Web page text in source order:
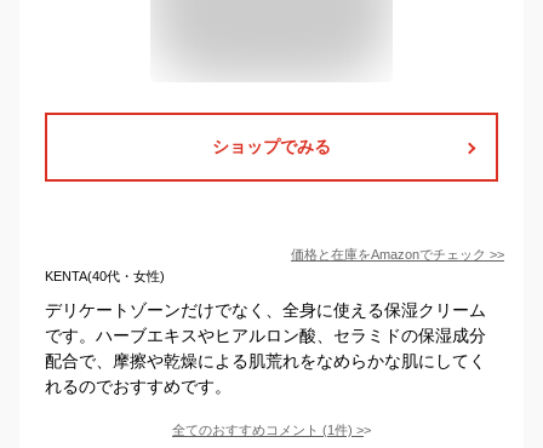
ショップでみる
価格と在庫をAmazonでチェック >>
KENTA(40代・女性)
デリケートゾーンだけでなく、全身に使える保湿クリーム
です。ハーブエキスやヒアルロン酸、セラミドの保湿成分
配合で、摩擦や乾燥による肌荒れをなめらかな肌にしてく
れるのでおすすめです。
全てのおすすめコメント (1件) >